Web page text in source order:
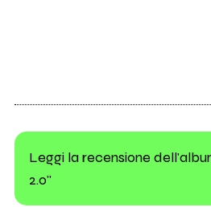
Leggi la recensione
2.0"